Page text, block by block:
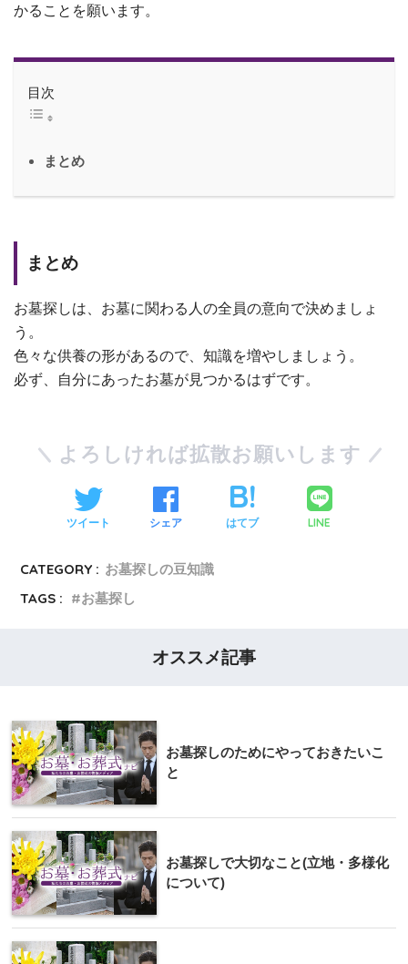
かることを願います。
目次
まとめ
まとめ
お墓探しは、お墓に関わる人の全員の意向で決めましょ
う。
色々な供養の形があるので、知識を増やしましょう。
必ず、自分にあったお墓が見つかるはずです。
よろしければ拡散お願いします
ツイート シェア はてブ LINE
CATEGORY : お墓探しの豆知識
TAGS :
お墓探し
オススメ記事
お墓探しのためにやっておきたいこ
と
お墓探しで大切なこと(立地・多様化
について)